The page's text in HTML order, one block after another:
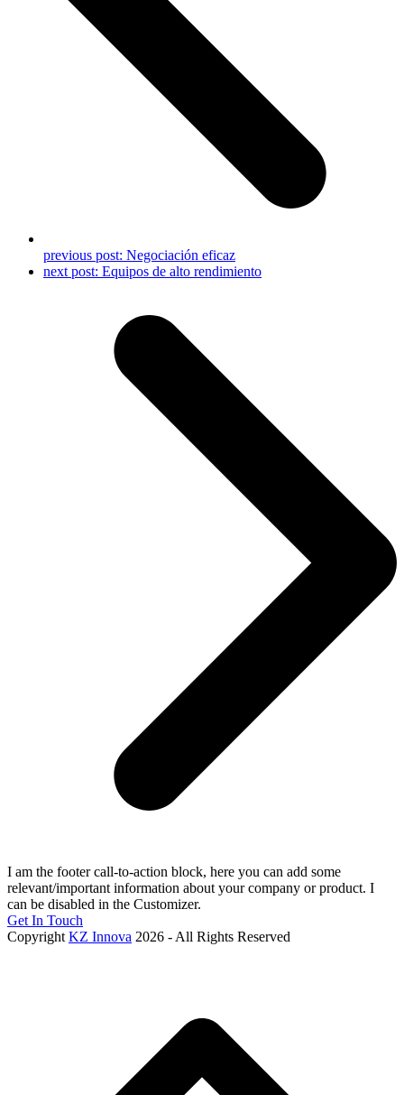
previous post: Negociación eficaz
next post: Equipos de alto rendimiento
I am the footer call-to-action block, here you can add some
relevant/important information about your company or product. I
can be disabled in the Customizer.
Get In Touch
Copyright KZ Innova 2026 - All Rights Reserved